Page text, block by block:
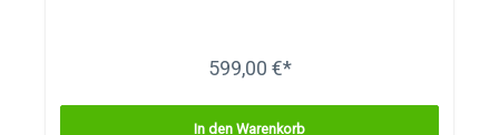
599,00 €*
In den Warenkorb